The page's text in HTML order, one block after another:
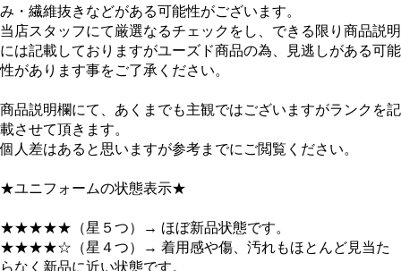
み・繊維抜きなどがある可能性がございます。
当店スタッフにて厳選なるチェックをし、できる限り商品説明
には記載しておりますがユーズド商品の為、見逃しがある可能
性があります事をご了承ください。
商品説明欄にて、あくまでも主観ではございますがランクを記
載させて頂きます。
個人差はあると思いますが参考までにご閲覧ください。
★ユニフォームの状態表示★
★★★★★（星５つ）→ ほぼ新品状態です。
★★★★☆（星４つ）→ 着用感や傷、汚れもほとんど見当た
らなく新品に近い状態です。